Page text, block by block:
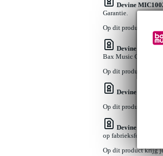
Devine
Garantie.
Op dit product krijg
Devine
Bax Music Garantie.
Op dit product krijg
Devine DM15
Op dit product krijg
Devine
op fabrieksfouten.
Op dit product krijg